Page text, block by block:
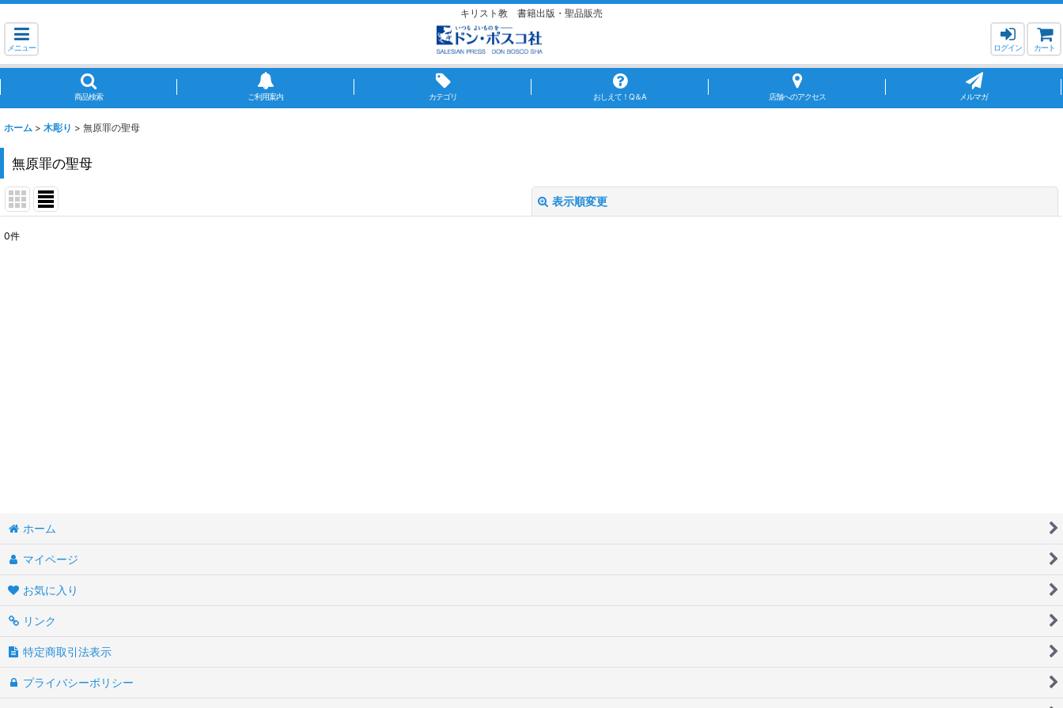
キリスト教 書籍出版・聖品販売
メニュー ログイン カート
商品検索 ご利用案内 カテゴリ おしえて！Q＆A 店舗へのアクセス メルマガ
ホーム > 木彫り > 無原罪の聖母
無原罪の聖母
表示順変更
0件
ホーム
マイページ
お気に入り
リンク
特定商取引法表示
プライバシーポリシー